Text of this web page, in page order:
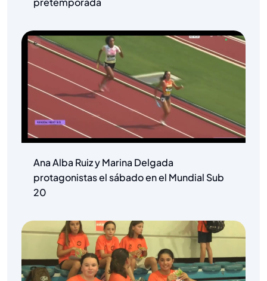
Ana Alba Ruiz y Marina Delgada
protagonistas el sábado en el Mundial Sub
20